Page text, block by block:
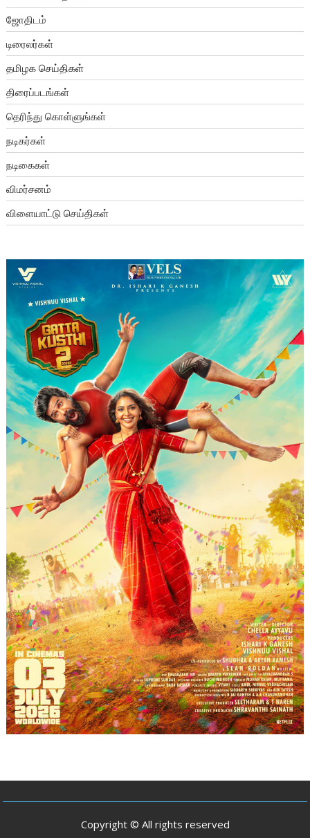
ஜோதிடம்
டிரைலர்கள்
தமிழக செய்திகள்
திரைப்படங்கள்
தெரிந்து கொள்ளுங்கள்
நடிகர்கள்
நடிகைகள்
விமர்சனம்
விளையாட்டு செய்திகள்
Copyright © All rights reserved